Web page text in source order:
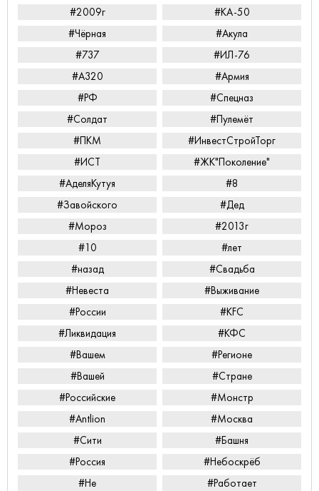
#2009г
#КА-50
#Чёрная
#Акула
#737
#ИЛ-76
#А320
#Армия
#РФ
#Спецназ
#Солдат
#Пулемёт
#ПКМ
#ИнвестСтройТорг
#ИСТ
#ЖК"Поколение"
#АделяКутуя
#8
#Завойского
#Дед
#Мороз
#2013г
#10
#лет
#назад
#Свадьба
#Невеста
#Выживание
#России
#KFC
#Ликвидация
#КФС
#Вашем
#Регионе
#Вашей
#Стране
#Российские
#Монстр
#Antlion
#Москва
#Сити
#Башня
#Россия
#Небоскрёб
#Не
#Работает